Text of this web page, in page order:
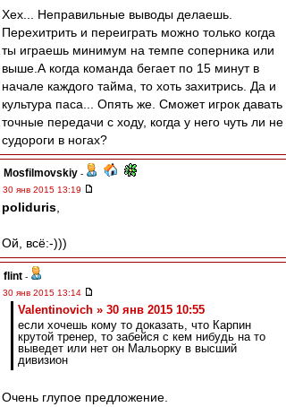
Хех... Неправильные выводы делаешь.
Перехитрить и переиграть можно только когда
ты играешь минимум на темпе соперника или
выше.А когда команда бегает по 15 минут в
начале каждого тайма, то хоть захитрись. Да и
культура паса... Опять же. Сможет игрок давать
точные передачи с ходу, когда у него чуть ли не
судороги в ногах?
Mosfilmovskiy -
30 янв 2015 13:19
poliduris
Ой, всё:-)))
flint -
30 янв 2015 13:14
Valentinovich » 30 янв 2015 10:55
если хочешь кому то доказать, что Карпин
крутой тренер, то забейся с кем нибудь на то
выведет или нет он Мальорку в высший
дивизион
Очень глупое предложение.